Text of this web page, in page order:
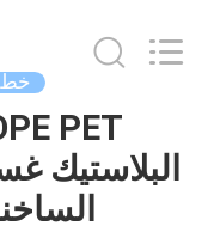
الصفحة
الرئيسية
STPLAS
MACHINERY
خط
البلاستيك